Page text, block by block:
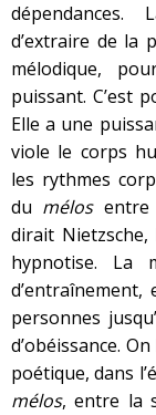
dépendances.
d’extraire de la
mélodique,
puissant. C’est
Elle a une
viole le corps
les rythmes
du mélos entre
dirait Nietzsche,
hypnotise. La
personnes
d’obéissance.
poétique, dans
mélos, entre la